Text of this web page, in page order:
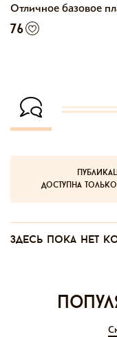
Отличное базовое
76
доступна
Здесь пока нет